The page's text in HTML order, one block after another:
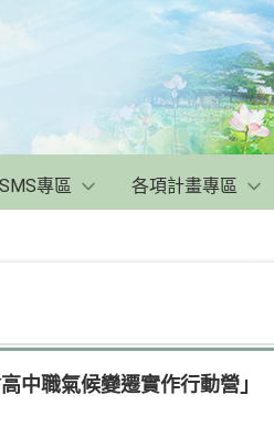
專區 各項計畫專區
中職氣候變遷實作行動營」